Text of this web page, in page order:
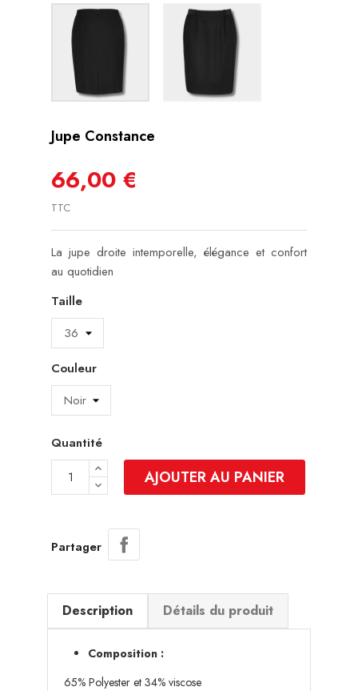
Jupe Constance
66,00 €
TTC
La jupe droite intemporelle, élégance et confort
au quotidien
Taille
Couleur
Quantité
AJOUTER AU PANIER
Partager
Description Détails du produit
Composition :
65% Polyester et 34% viscose